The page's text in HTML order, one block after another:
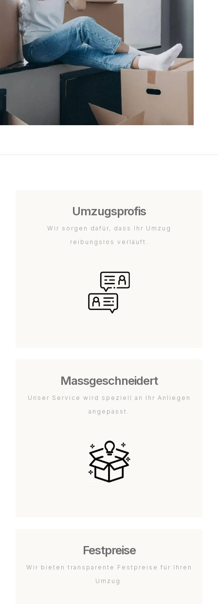
Umzugsprofis
Wir sorgen dafür, dass Ihr Umzug
reibungslos verläuft.
Massgeschneidert
Unser Service wird speziell an Ihr Anliegen
angepasst.
Festpreise
Wir bieten transparente Festpreise für Ihren
Umzug.